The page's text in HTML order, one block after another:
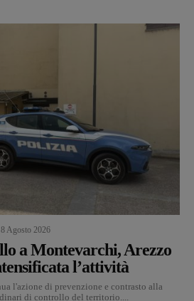
8 Agosto 2026
a Montevarchi, Arezzo
l’attività
l'azione di prevenzione e contrasto alla
di controllo del territorio....